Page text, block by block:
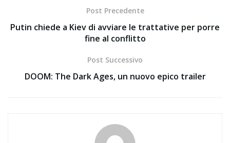
Post Precedente
Putin chiede a Kiev di avviare le trattative per porre
fine al conflitto
Post Successivo
DOOM: The Dark Ages, un nuovo epico trailer